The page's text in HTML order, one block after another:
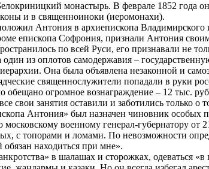
монастырь. В феврале 1852 года
и в священноиноки (иеромонахи).
Антония в архиепископа
епископа Софрония, признали Антония
по всей Руси, его признавали не
из оплотов самодержавия –
Она была объявлена незаконной и
священнослужители попадали в руки
огромное вознаграждение – 12 тыс.
свои занятия оставили и заботились только о
Антония» был назначен чиновник особых
военному генерал-губернатору
с топорами и ломами. По невозможности
находиться при мне».
в шалашах и сторожках, одеваться